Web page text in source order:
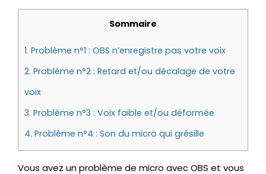
Sommaire
1. Problème n°1 : OBS n’enregistre pas votre voix
2. Problème n°2 : Retard et/ou décalage de votre
voix
3. Problème n°3 : Voix faible et/ou déformée
4. Problème n°4 : Son du micro qui grésille
Vous avez un problème de micro avec OBS et vous